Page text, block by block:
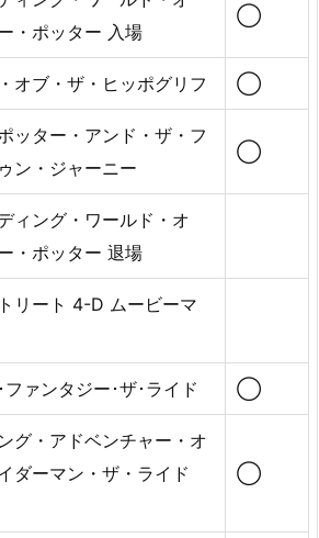
・ポッター 入場
◯
オブ・ザ・ヒッポグリフ ◯
ッター・アンド・ザ・フ
ン・ジャーニー
◯
ィング・ワールド・オ
・ポッター 退場
リート 4-D ムービーマ
ファンタジー･ザ･ライド ◯
グ・アドベンチャー・オ
ダーマン・ザ・ライド
◯